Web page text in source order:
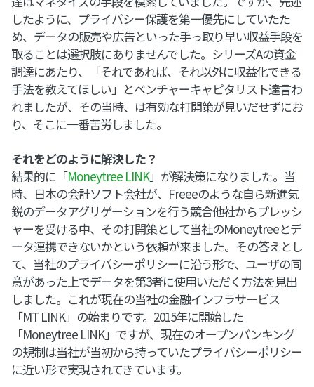
したように、プライバシー保護を第一優先にしていたた
め、データの販売や広告といった手っ取り早い収益手段を
取ることは選択肢にありませんでした。シリーズAの資金
調達にあたり、「それであれば、それ以外に収益化できる
手法を教えてほしい」とベンチャーキャピタリスト達言わ
れましたが、その当時、は有効な打開策が見いだせずにお
り、そこに一番苦労しました。
それをどのように解決した？
結果的に「Moneytree LINK」が解決策になりました。当
時、日本の会計ソフト会社が、Freeeのような自ら新進気
鋭のデータアグリゲーションを行う競合他社からプレッシ
ャーを受ける中、その打開策として当社のMoneytreeとデ
ータ連携できないかという依頼が来ました。その答えとし
て、当社のプライバシーポリシーに沿う形で、ユーザの同
意があった上でデータを第3者に使用いただく方法を見出
しました。これが現在の当社の金融インフラサービス
「MT LINK」の始まりです。2015年に開始した
「Moneytree LINK」ですが、現在のオープンバンキング
の規制は当社が当初から持っていたプライバシーポリシー
に近い形で実現されてきています。